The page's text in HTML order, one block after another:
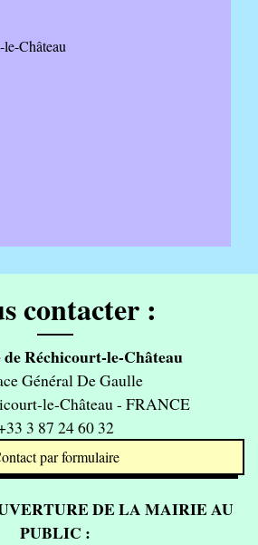
Château
contacter :
Réchicourt-le-Château
Général De Gaulle
le-Château - FRANCE
3 87 24 60 32
par formulaire
DE LA MAIRIE AU
PUBLIC :